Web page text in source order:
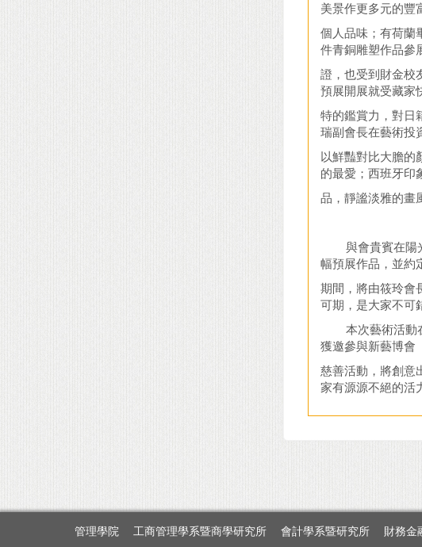
美景作更多元的豐
個人品味；有荷蘭
件青銅雕塑作品參
證，也受到財金校
預展開展就受藏家
特的鑑賞力，對日
瑞副會長在藝術投
以鮮豔對比大膽的
的最愛；西班牙印
品，靜謐淡雅的畫
與會貴賓在陽光
幅預展作品，並約
期間，將由筱玲會
可期，是大家不可
本次藝術活動在
獲邀參與新藝博會
慈善活動，將創意
家有源源不絕的活
管理學院 工商管理學系暨商學研究所 會計學系暨研究所 財務金